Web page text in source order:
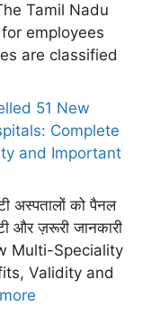
Tamil Nadu
employees
are classified
51 New
Complete
and Important
अस्पतालों को पैनल
और ज़रूरी जानकारी
Multi-Speciality
Validity and